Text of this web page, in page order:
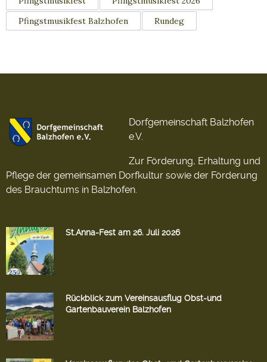
Pfingstmusikfest Balzhofen
Rundeg
Dorfgemeinschaft Balzhofen
e.V.
Zur Förderung, Erhaltung und
Pflege der gemeinsamen Dorfkultur sowie der Förderung
des Brauchtums in Balzhofen.
St.Anna-Fest am 26. Juli 2026
Rückblick zum Vereinsausflug Obst-und
Gartenbauverein Balzhofen